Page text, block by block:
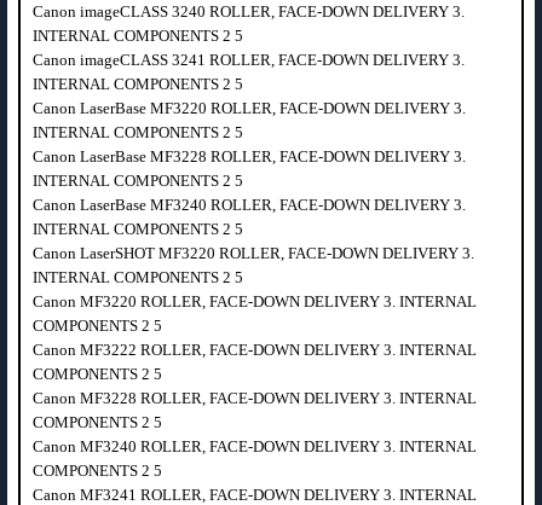
Canon imageCLASS 3240 ROLLER, FACE-DOWN DELIVERY 3.
INTERNAL COMPONENTS 2 5
Canon imageCLASS 3241 ROLLER, FACE-DOWN DELIVERY 3.
INTERNAL COMPONENTS 2 5
Canon LaserBase MF3220 ROLLER, FACE-DOWN DELIVERY 3.
INTERNAL COMPONENTS 2 5
Canon LaserBase MF3228 ROLLER, FACE-DOWN DELIVERY 3.
INTERNAL COMPONENTS 2 5
Canon LaserBase MF3240 ROLLER, FACE-DOWN DELIVERY 3.
INTERNAL COMPONENTS 2 5
Canon LaserSHOT MF3220 ROLLER, FACE-DOWN DELIVERY 3.
INTERNAL COMPONENTS 2 5
Canon MF3220 ROLLER, FACE-DOWN DELIVERY 3. INTERNAL
COMPONENTS 2 5
Canon MF3222 ROLLER, FACE-DOWN DELIVERY 3. INTERNAL
COMPONENTS 2 5
Canon MF3228 ROLLER, FACE-DOWN DELIVERY 3. INTERNAL
COMPONENTS 2 5
Canon MF3240 ROLLER, FACE-DOWN DELIVERY 3. INTERNAL
COMPONENTS 2 5
Canon MF3241 ROLLER, FACE-DOWN DELIVERY 3. INTERNAL